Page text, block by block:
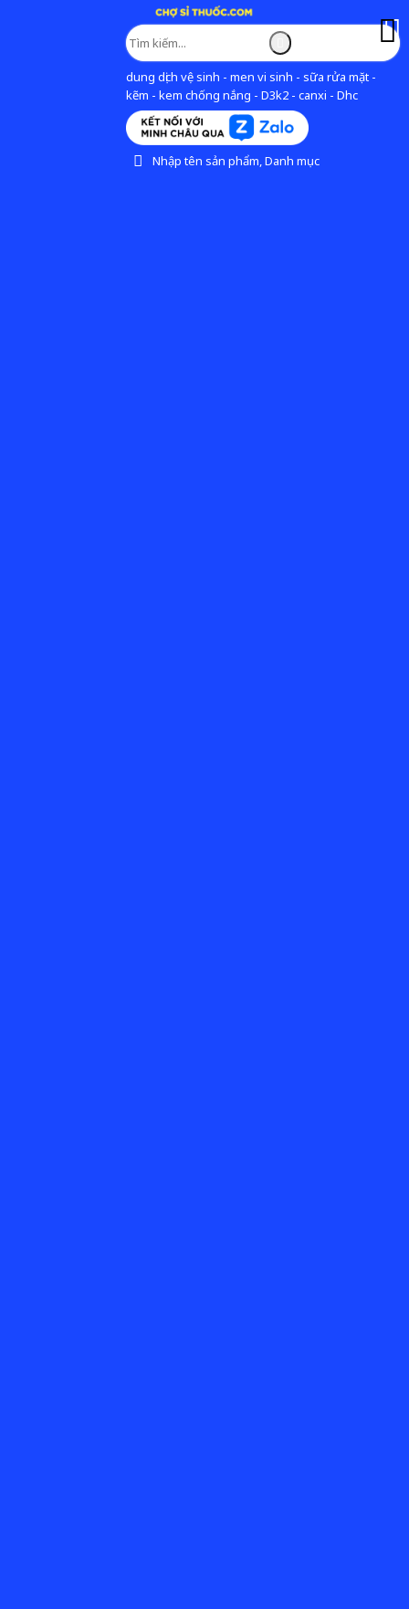
dung dịch vệ sinh - men vi sinh - sữa rửa mặt -
kẽm - kem chống nắng - D3k2 - canxi - Dhc
Nhập tên sản phẩm, Danh mục